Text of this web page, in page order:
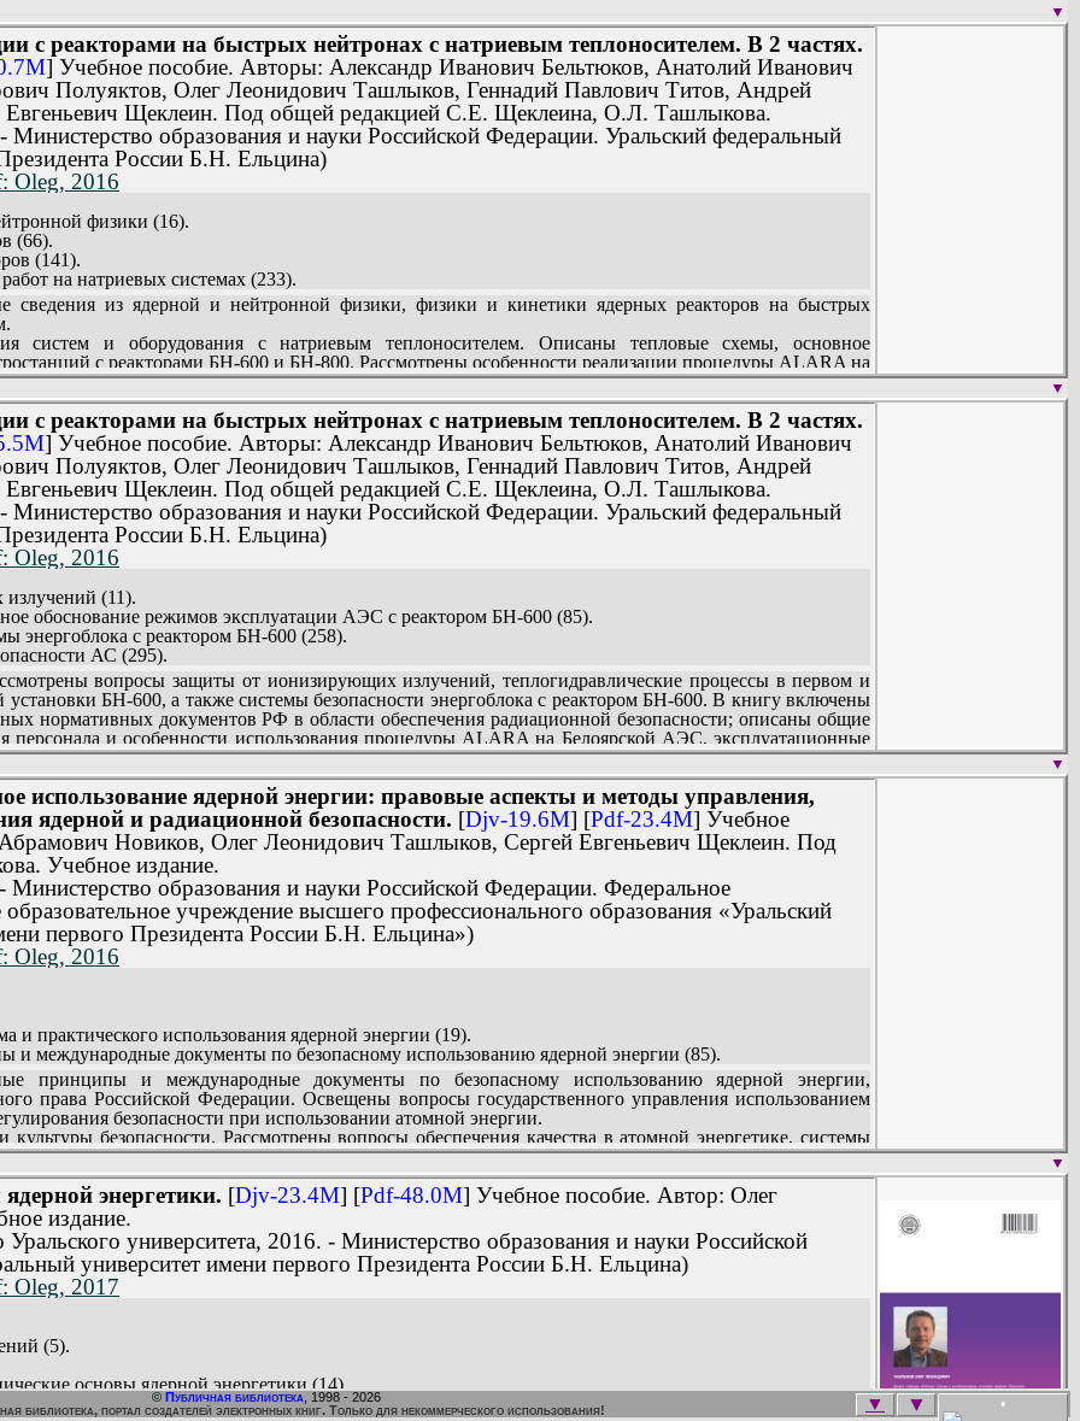
аспекты и методы управления, регулирования и обеспечения ядерной и радиационной безопасности.(2011) Учебное
▼
с реакторами на быстрых нейтронах с натриевым теплоносителем. В 2 частях.
] Учебное пособие. Авторы: Александр Иванович Бельтюков, Анатолий Иванович
Полуяктов, Олег Леонидович Ташлыков, Геннадий Павлович Титов, Андрей
Щеклеин. Под общей редакцией С.Е. Щеклеина, О.Л. Ташлыкова.
образования и науки Российской Федерации. Уральский федеральный
России Б.Н. Ельцина)
Oleg, 2016
физики (16).
(66).
(141).
на натриевых системах (233).
с реакторами на быстрых нейтронах (283).
из ядерной и нейтронной физики, физики и кинетики ядерных реакторов на быстрых
систем и оборудования с натриевым теплоносителем. Описаны тепловые схемы, основное
с реакторами БН-600 и БН-800. Рассмотрены особенности реализации процедуры ALARA на
АЭС с реактором БН-600, приведено расчетно-экспериментальное обоснование режимов
АЭС с реакторами на быстрых нейтронах с натриевым теплоносителем.
вузов всех форм обучения по специальностям атомно-энергетического цикла. Может быть
проектированием, эксплуатацией, обслуживанием АЭС с реакторами на быстрых нейтронах с
▼
с реакторами на быстрых нейтронах с натриевым теплоносителем. В 2 частях.
] Учебное пособие. Авторы: Александр Иванович Бельтюков, Анатолий Иванович
Полуяктов, Олег Леонидович Ташлыков, Геннадий Павлович Титов, Андрей
Щеклеин. Под общей редакцией С.Е. Щеклеина, О.Л. Ташлыкова.
образования и науки Российской Федерации. Уральский федеральный
России Б.Н. Ельцина)
Oleg, 2016
(11).
обоснование режимов эксплуатации АЭС с реактором БН-600 (85).
энергоблока с реактором БН-600 (258).
АС (295).
вопросы защиты от ионизирующих излучений, теплогидравлические процессы в первом и
установки БН-600, а также системы безопасности энергоблока с реактором БН-600. В книгу включены
нормативных документов РФ в области обеспечения радиационной безопасности; описаны общие
персонала и особенности использования процедуры ALARA на Белоярской АЭС, эксплуатационные
вероятностный анализ безопасности БН-600, БН-800, оценка и проверка безопасности.
обоснование режимов эксплуатации АЭС с реактором БН-600, особенности физических
неоднородности ее пространственной структуры. Даны результаты исследований и обоснование
«натрий-вода», результаты освоения номинальной мощности энергоблока БН-600,
энергоблока БН-600 в рамках продления срока эксплуатации.
▼
использование ядерной энергии: правовые аспекты и методы управления,
ядерной и радиационной безопасности. [Djv-19.6M] [Pdf-23.4M] Учебное
Новиков, Олег Леонидович Ташлыков, Сергей Евгеньевич Щеклеин. Под
Учебное издание.
образования и науки Российской Федерации. Федеральное
образовательное учреждение высшего профессионального образования «Уральский
первого Президента России Б.Н. Ельцина»)
Oleg, 2016
и практического использования ядерной энергии (19).
и международные документы по безопасному использованию ядерной энергии (85).
акты в области ядерного (атомного) права Российской Федерации (165).
использованием атомной энергии и государственное регулирование безопасности при
(213).
(330).
принципы и международные документы по безопасному использованию ядерной энергии,
права Российской Федерации. Освещены вопросы государственного управления использованием
безопасности при использовании атомной энергии.
культуры безопасности. Рассмотрены вопросы обеспечения качества в атомной энергетике, системы
персоналом. Рассмотрены принципы обеспечения безопасности на примере АЭС.
по специальности 140404 - Атомные электрические станции и установки; а также для специалистов,
объектов использования атомной энергии.
▼
энергетики. [Djv-23.4M] [Pdf-48.0M] Учебное пособие. Автор: Олег
издание.
Уральского университета, 2016. - Министерство образования и науки Российской
университет имени первого Президента России Б.Н. Ельцина)
Oleg, 2017
(5).
основы ядерной энергетики (14).
станции (96).
физические и технические основы ядерной энергетики, включая основные сведения из
•
▼
▼
© Публичная библиотека , 1998 - 2026
библиотека, портал создателей электронных книг. Только для некоммерческого использования!